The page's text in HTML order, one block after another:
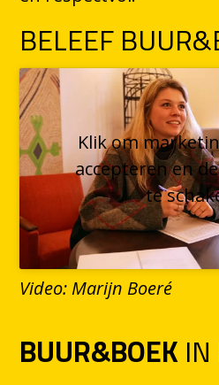
BELEEF
Klik om
accepteren en
te
Video: Marijn Boeré
BUUR&BOEK